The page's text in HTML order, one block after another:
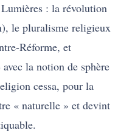
: la révolution
le pluralisme religieux
Réforme, et
la notion de sphère
cessa, pour la
« naturelle » et devint